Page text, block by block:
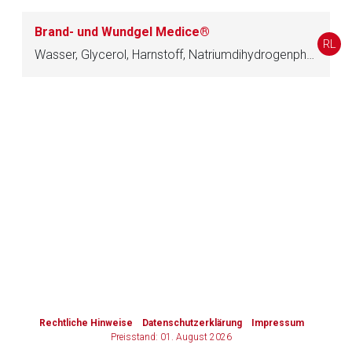
Brand- und Wundgel Medice®
Wasser, Glycerol, Harnstoff, Natriumdihydrogenphosphat, Natriummonohydrogenphosphat, Natriumalginat, Macrogollaurylether, Benzethoniumchlorid, Kaliumsorbat
RL
Rechtliche Hinweise Datenschutzerklärung
Impressum
Preisstand: 01. August 2026
Zurück zur rote-liste.de Zur Seite